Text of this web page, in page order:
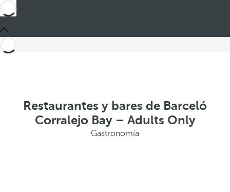
Restaurantes y bares de Barceló
Corralejo Bay – Adults Only
Gastronomía